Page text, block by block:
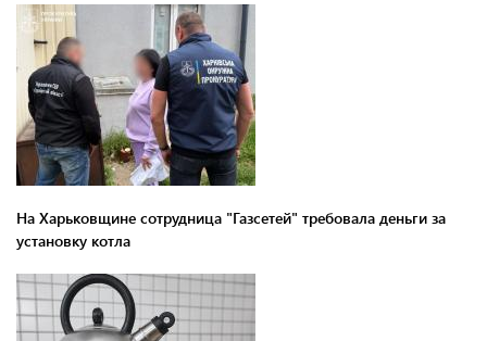
На Харьковщине сотрудница "Газсетей" требовала деньги за
установку котла